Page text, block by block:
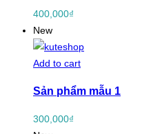
400,000₫
New
Add to cart
Sản phẩm mẫu 1
300,000₫